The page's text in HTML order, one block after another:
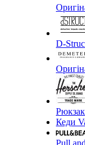
D-
Кеди
Pull